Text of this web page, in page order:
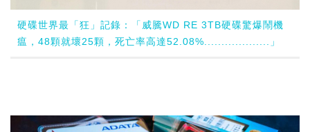
硬碟世界最「狂」記錄：「威騰WD RE 3TB硬碟驚爆鬧機
瘟，48顆就壞25顆，死亡率高達52.08%...................」